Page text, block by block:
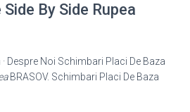
By Side Rupea
Despre Noi Schimbari Placi De Baza
BRASOV. Schimbari Placi De Baza